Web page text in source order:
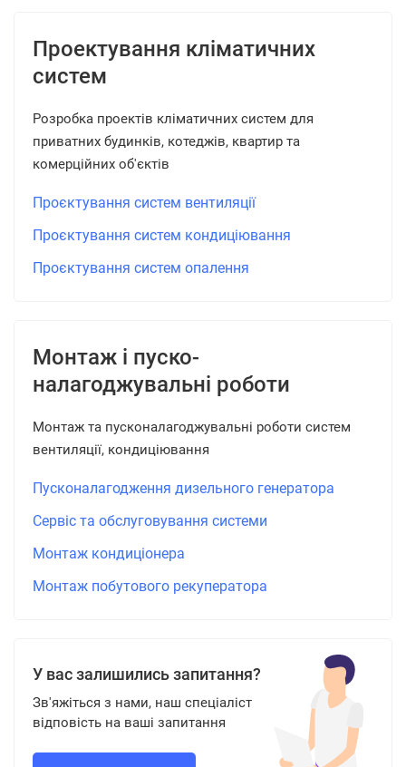
Проектування кліматичних
систем
Розробка проектів кліматичних систем для
приватних будинків, котеджів, квартир та
комерційних об'єктів
Проєктування систем вентиляції
Проєктування систем кондиціювання
Проєктування систем опалення
Монтаж і пуско-
налагоджувальні роботи
Монтаж та пусконалагоджувальні роботи систем
вентиляції, кондиціювання
Пусконалагодження дизельного генератора
Сервіс та обслуговування системи
Монтаж кондиціонера
Монтаж побутового рекуператора
У вас залишились запитання?
Зв'яжіться з нами, наш спеціаліст
відповість на ваші запитання